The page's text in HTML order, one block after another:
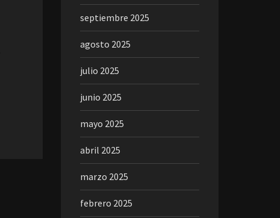
septiembre 2025
agosto 2025
julio 2025
junio 2025
mayo 2025
abril 2025
marzo 2025
febrero 2025